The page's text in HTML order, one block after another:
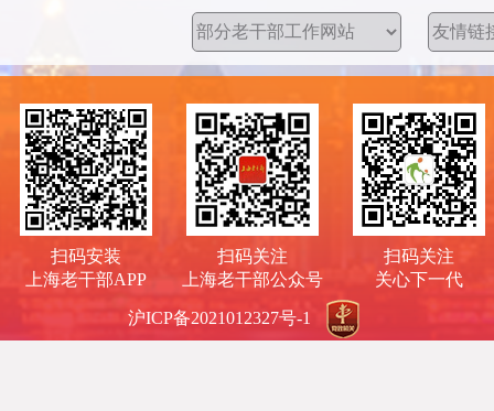
扫码安装
上海老干部APP
扫码关注
上海老干部公众号
扫码关注
关心下一代
沪ICP备2021012327号-1